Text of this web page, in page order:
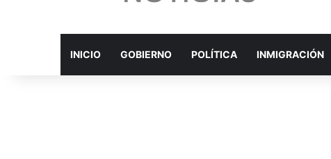
INICIO GOBIERNO POLÍTICA INMIGRACIÓN